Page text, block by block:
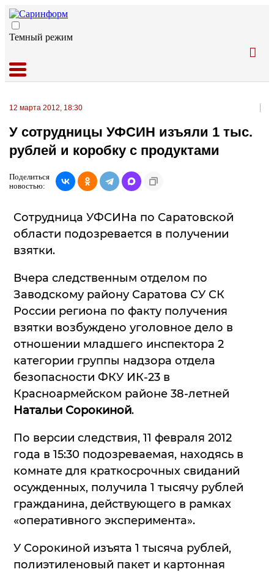
Темный режим
12 марта 2012, 18:30
У сотрудницы УФСИН изъяли 1 тыс.
рублей и коробку с продуктами
Поделиться
новостью:
Сотрудница УФСИНа по Саратовской
области подозревается в получении
взятки.
Вчера следственным отделом по
Заводскому району Саратова СУ СК
России региона по факту получения
взятки возбуждено уголовное дело в
отношении младшего инспектора 2
категории группы надзора отдела
безопасности ФКУ ИК-23 в
Красноармейском районе 38-летней
Натальи Сорокиной.
По версии следствия, 11 февраля 2012
года в 15:30 подозреваемая, находясь в
комнате для краткосрочных свиданий
осужденных, получила 1 тысячу рублей
гражданина, действующего в рамках
«оперативного эксперимента».
У Сорокиной изъята 1 тысяча рублей,
полиэтиленовый пакет и картонная